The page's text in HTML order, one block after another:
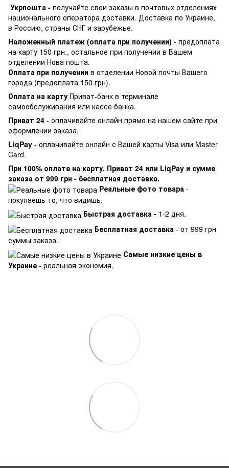
Укрпошта - получайте свои заказы в почтовых отделениях
национального оператора доставки. Доставка по Украине,
в Россию, страны СНГ и зарубежье.
Наложенный платеж (оплата при получении) - предоплата
на карту 150 грн., остальное при получении в Вашем
отделении Нова пошта.
Оплата при получении в отделении Новой почты Вашего
города (предоплата 150 грн).
Оплата на карту Приват-банк в терминале
самообслуживания или кассе банка.
Приват 24 - оплачивайте онлайн прямо на нашем сайте при
оформлении заказа.
LiqPay - оплачивайте онлайн с Вашей карты Visa или Master
Card.
При 100% оплате на карту, Приват 24 или LiqPay и сумме
заказа от 999 грн - бесплатная доставка.
Реальные фото товара -
покупаешь то, что видишь.
Быстрая доставка - 1-2 дня.
Бесплатная доставка - от 999 грн
суммы заказа.
Самые низкие цены в
Украине - реальная экономия.